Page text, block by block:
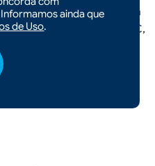
ainda que
de Uso.
e Carol de Toni serão a
do PL ao Senado em SC,
Flávio Bolsonaro